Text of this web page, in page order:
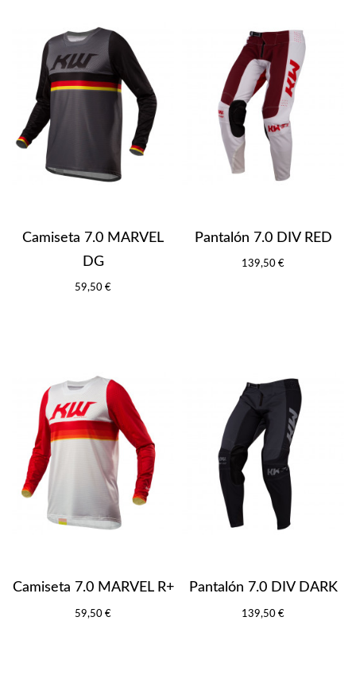
Camiseta 7.0 MARVEL
DG
59,50 €
Pantalón 7.0 DIV RED
139,50 €
Camiseta 7.0 MARVEL R+
59,50 €
Pantalón 7.0 DIV DARK
139,50 €